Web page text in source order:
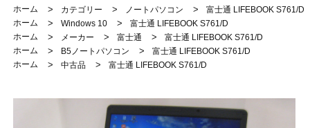
ホーム > カテゴリー > ノートパソコン >
富士通 LIFEBOOK S761/D
ホーム
> Windows 10 >
富士通 LIFEBOOK S761/D
ホーム
> メーカー > 富士通 >
富士通 LIFEBOOK S761/D
ホーム
> B5ノートパソコン >
富士通 LIFEBOOK S761/D
ホーム
> 中古品 > 富士通 LIFEBOOK S761/D